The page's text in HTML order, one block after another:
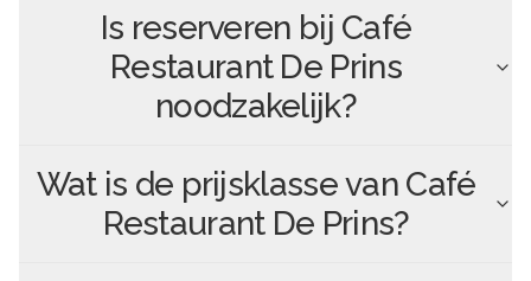
Is reserveren bij Café
Restaurant De Prins
noodzakelijk?
Wat is de prijsklasse van Café
Restaurant De Prins?